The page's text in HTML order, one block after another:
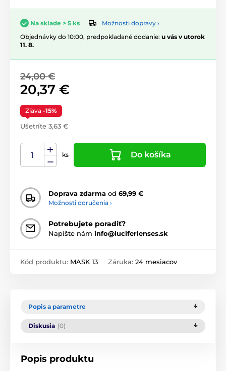
Na sklade > 5 ks
Možnosti dopravy ›
Objednávky do 10:00, predpokladané dodanie: u vás v utorok
11. 8.
24,00 €
20,37 €
Zľava -15%
Ušetríte 3,63 €
ks Do košíka
Doprava zdarma od 69,99 €
Možnosti doručenia ›
Potrebujete poradiť?
Napíšte nám info@luciferlenses.sk
Kód produktu: MASK 13 Záruka: 24 mesiacov
Popis a parametre
Diskusia (0)
Popis produktu